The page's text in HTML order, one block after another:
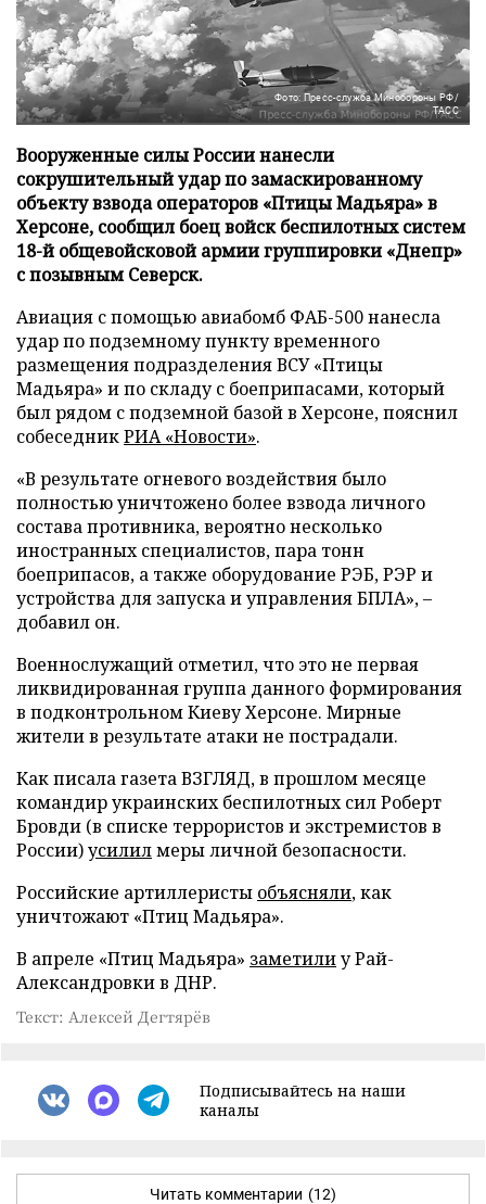
Фото: Пресс-служба Минобороны РФ/
ТАСС
Вооруженные силы России нанесли
сокрушительный удар по замаскированному
объекту взвода операторов «Птицы Мадьяра» в
Херсоне, сообщил боец войск беспилотных систем
18-й общевойсковой армии группировки «Днепр»
с позывным Северск.
Авиация с помощью авиабомб ФАБ-500 нанесла
удар по подземному пункту временного
размещения подразделения ВСУ «Птицы
Мадьяра» и по складу с боеприпасами, который
был рядом с подземной базой в Херсоне, пояснил
собеседникРИА «Новости».
«В результате огневого воздействия было
полностью уничтожено более взвода личного
состава противника, вероятно несколько
иностранных специалистов, пара тонн
боеприпасов, а также оборудование РЭБ, РЭР и
устройства для запуска и управления БПЛА», –
добавил он.
Военнослужащий отметил, что это не первая
ликвидированная группа данного формирования
в подконтрольном Киеву Херсоне. Мирные
жители в результате атаки не пострадали.
Как писала газета ВЗГЛЯД, в прошлом месяце
командир украинских беспилотных сил Роберт
Бровди (в списке террористов и экстремистов в
России)усилилмеры личной безопасности.
Российские артиллеристы объясняли, как
уничтожают «Птиц Мадьяра».
В апреле «Птиц Мадьяра» заметилиу Рай-
Александровки в ДНР.
Текст: Алексей Дегтярёв
Подписывайтесь на наши
каналы
Читать комментарии (12)